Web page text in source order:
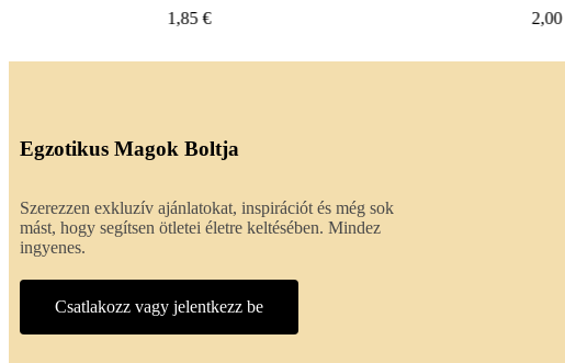
2,00 €
Egzotikus Magok Boltja
Szerezzen exkluzív ajánlatokat, inspirációt és még sok
mást, hogy segítsen ötletei életre keltésében. Mindez
ingyenes.
Csatlakozz vagy jelentkezz be